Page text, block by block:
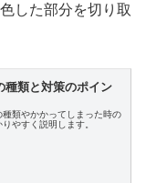
した部分を切り取
類と対策のポイン
類やかかってしまった時の
やすく説明します。